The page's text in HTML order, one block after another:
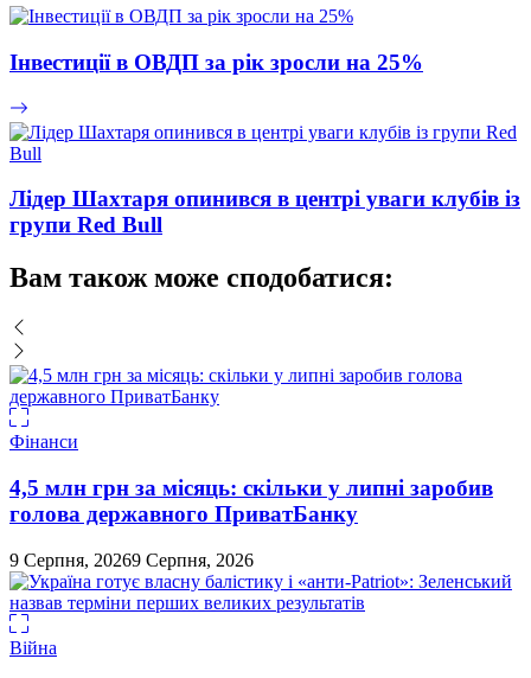
Інвестиції в ОВДП за рік зросли на 25%
Лідер Шахтаря опинився в центрі уваги клубів із
групи Red Bull
Вам також може сподобатися:
Фінанси
4,5 млн грн за місяць: скільки у липні заробив
голова державного ПриватБанку
9 Серпня, 20269 Серпня, 2026
Війна